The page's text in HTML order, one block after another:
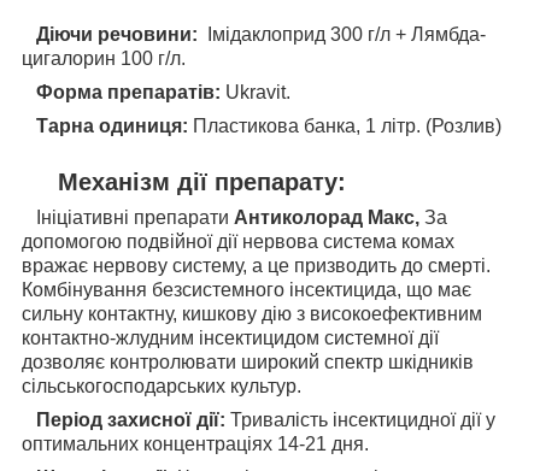
Діючи речовини:
Імідаклоприд 300 г/л + Лямбда-
цигалорин 100 г/л.
Форма препаратів: Ukravit.
Тарна одиниця: Пластикова банка, 1 літр. (Розлив)
Механізм дії препарату:
Ініціативні препарати Антиколорад Макс, За
допомогою подвійної дії нервова система комах
вражає нервову систему, а це призводить до смерті.
Комбінування безсистемного інсектицида, що має
сильну контактну, кишкову дію з високоефективним
контактно-жлудним інсектицидом системної дії
дозволяє контролювати широкий спектр шкідників
сільськогосподарських культур.
Період захисної дії: Тривалість інсектицидної дії у
оптимальних концентраціях 14-21 дня.